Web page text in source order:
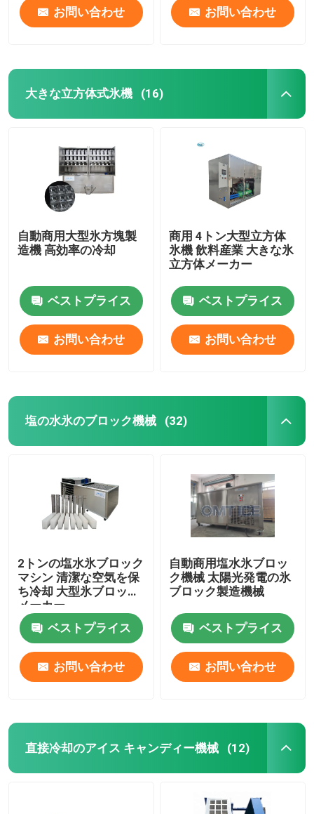
お問い合わせ お問い合わせ
大きな立方体式氷機 (16)
自動商用大型氷方塊製
造機 高効率の冷却
ベストプライス
お問い合わせ
商用 4トン大型立方体
氷機 飲料産業 大きな氷
立方体メーカー
ベストプライス
お問い合わせ
塩の水氷のブロック機械 (32)
2トンの塩水氷ブロック
マシン 清潔な空気を保
ち冷却 大型氷ブロック
メーカー
ベストプライス
お問い合わせ
自動商用塩水氷ブロッ
ク機械 太陽光発電の氷
ブロック製造機械
ベストプライス
お問い合わせ
直接冷却のアイス キャンディー機械 (12)